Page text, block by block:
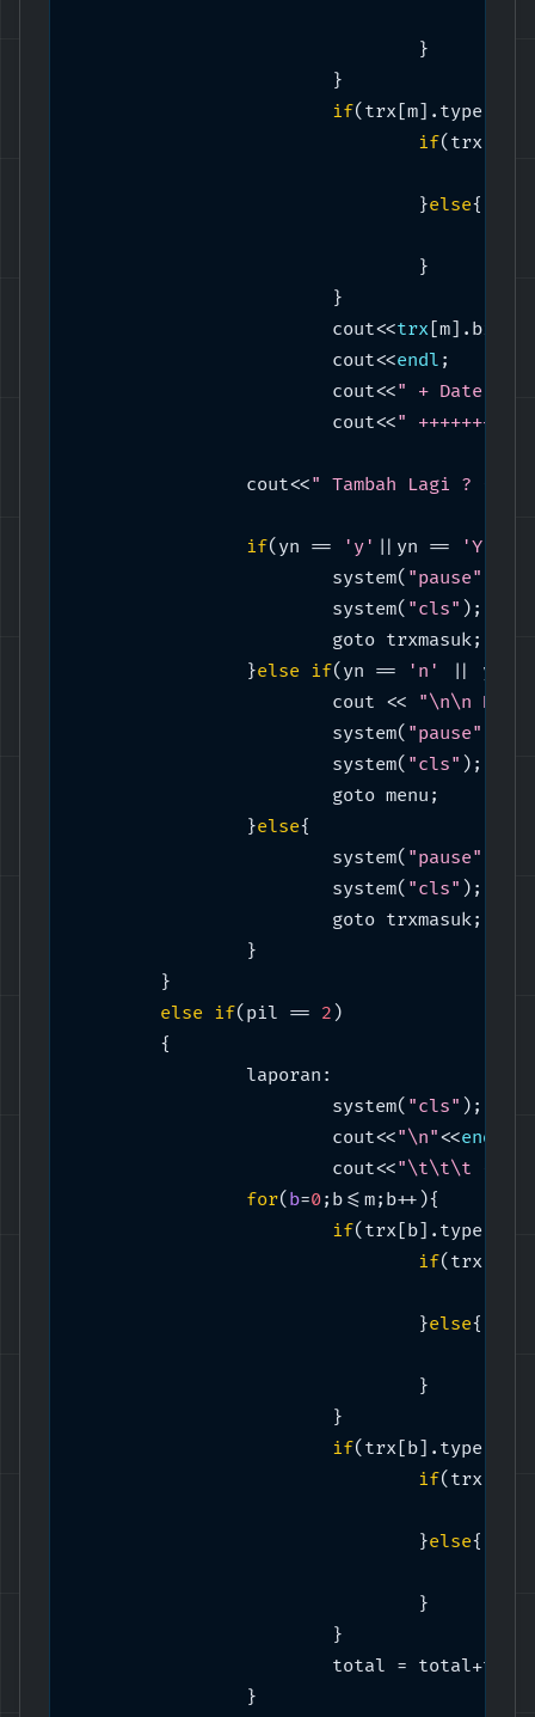
if(trx[m].type ==
if
				}
else{
			cout<<
trx [m].biaya;
			cout<<
endl ;
			cout<<
			cout<<
"
		cout<<
" Tambah Lagi ? (y/
if(yn == 'y' ||yn == 'Y'
			system(
"pause"
			system(
"cls" );
		}
else if(yn == 'n'
|| yn
			cout <<
"\n\n Data
			system(
"pause"
			system(
"cls" );
		}
else{
			system(
"pause"
			system(
"cls" );
else if(pil == 2 )
			system(
"cls" );
			cout<<
"\n"<<endl
			cout<<
"\t\t\t -------
for( b=0;b<=m;b++){
if(trx[b].type ==
if
				}
else{
if(trx[b].type ==
if
				}
else{